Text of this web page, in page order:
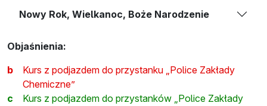
Nowy Rok, Wielkanoc, Boże Narodzenie
Objaśnienia:
b
Kurs z podjazdem do przystanku „Police Zakłady
Chemiczne”
c
Kurs z podjazdem do przystanków „Police Zakłady